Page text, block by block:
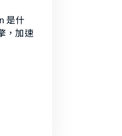
是什
，加速